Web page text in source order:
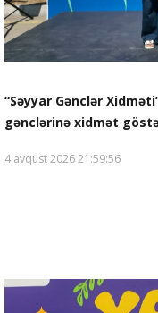
“Səyyar Gənclər
gənclərinə xidmət
4 avqust 2026 21:59:56